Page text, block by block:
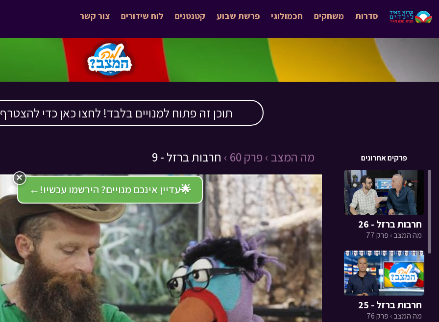
צור קשר לוח שידורים קטנטנים פרשת שבוע חכמולוגי משחקים סדרות
תוכן זה פתוח למנויים בלבד! לחצו כאן כדי להצטרף
מה המצב › פרק 60 › חרבות ברזל - 9 פרקים אחרונים
🌟עדיין אינכם מנויים? הירשמו עכשיו! ←
×
חרבות ברזל - 26
מה המצב › פרק 77
חרבות ברזל - 25
מה המצב › פרק 76